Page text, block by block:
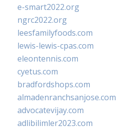
e-smart2022.org
ngrc2022.org
leesfamilyfoods.com
lewis-lewis-cpas.com
eleontennis.com
cyetus.com
bradfordshops.com
almadenranchsanjose.com
advocatevijay.com
adlibilimler2023.com